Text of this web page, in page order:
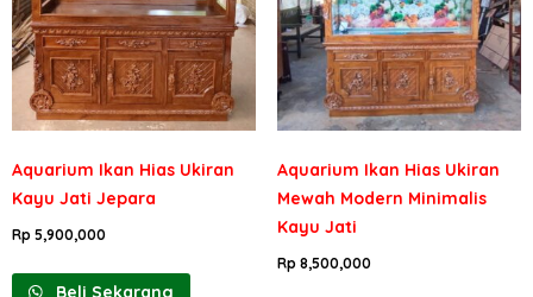
Aquarium Ikan Hias Ukiran
Kayu Jati Jepara
Rp 5,900,000
Beli Sekarang
Aquarium Ikan Hias Ukiran
Mewah Modern Minimalis
Kayu Jati
Rp8,500,000